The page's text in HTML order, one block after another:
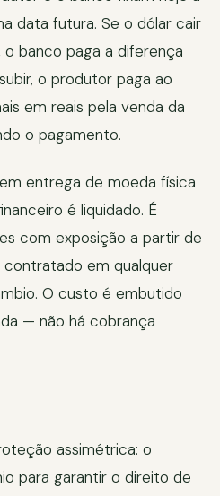
data futura. Se o dólar cair
banco paga a diferença
o produtor paga ao
em reais pela venda da
o pagamento.
entrega de moeda física
é liquidado. É
com exposição a partir de
em qualquer
O custo é embutido
— não há cobrança
assimétrica: o
para garantir o direito de